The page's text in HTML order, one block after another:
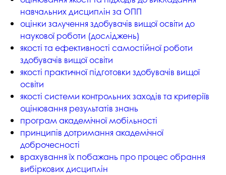
навчальних дисциплін за ОПП
оцінки залучення здобувачів вищої освіти до
наукової роботи (досліджень)
якості та ефективності самостійної роботи
здобувачів вищої освіти
якості практичної підготовки здобувачів вищої
освіти
якості системи контрольних заходів та критеріїв
оцінювання результатів знань
програм академічної мобільності
принципів дотримання академічної
доброчесності
врахування їх побажань про процес обрання
вибіркових дисциплін